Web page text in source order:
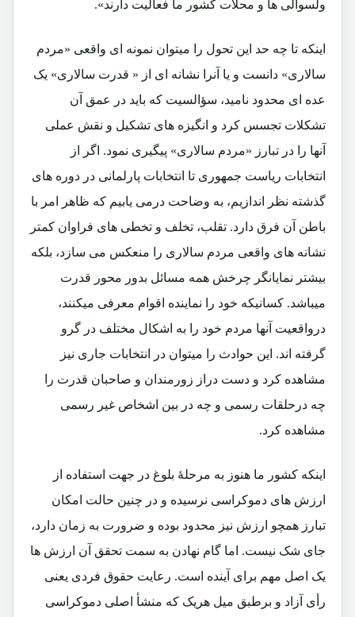
ولسوالى ها و محلات كشور ما فعاليت دارند».
اینکه تا چه حد این تحول را میتوان نمونه ای واقعی «مردم
سالاری» دانست و یا آنرا نشانه ای از « قدرت سالاری» یک
عده ای محدود نامید، سؤالسیت که باید در عمق آن
تشکلات تجسس کرد و انگیزه های تشکیل و نقش عملی
آنها را در تبارز «مردم سالاری» پیگیری نمود. اگر از
انتخابات ریاست جمهوری تا انتخابات پارلمانی در دوره های
گذشته نظر اندازیم، به وضاحت درمی یابیم که ظاهر امر با
باطن آن فرق دارد. تقلب، تخلف و تخطی های فراوان کمتر
نشانه های واقعی مردم سالاری را منعکس می سازد، بلکه
بیشتر نمایانگر چرخش همه مسائل بدور محور قدرت
میباشد. کسانیکه خود را نماینده اقوام معرفی میکنند،
درواقعیت آنها مردم خود را به اشکال مختلف در گرو
گرفته اند. این حوادث را میتوان در انتخابات جاری نیز
مشاهده کرد و دست دراز زورمندان و صاحبان قدرت را
چه درحلقات رسمی و چه در بین اشخاص غیر رسمی
مشاهده کرد.
اینکه کشور ما هنوز به مرحلۀ بلوغ در جهت استفاده از
ارزش های دموکراسی نرسیده و در چنین حالت امکان
تبارز همچو ارزش نیز محدود بوده و ضرورت به زمان دارد،
جای شک نیست. اما گام نهادن به سمت تحقق آن ارزش ها
یک اصل مهم برای آینده است. رعایت حقوق فردی یعنی
رأی آزاد و برطبق میل هریک که منشأ اصلی دموکراسی